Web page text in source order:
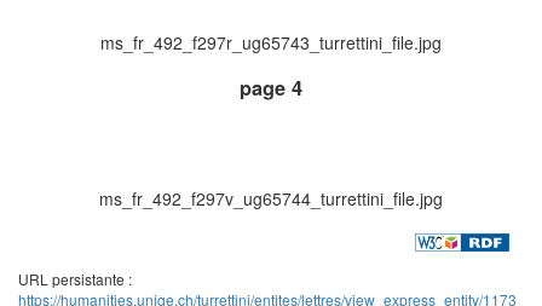
ms_fr_492_f297r_ug65743_turrettini_file.jpg
page 4
ms_fr_492_f297v_ug65744_turrettini_file.jpg
URL persistante :
https://humanities.unige.ch/turrettini/entites/lettres/view_express_entity/1173